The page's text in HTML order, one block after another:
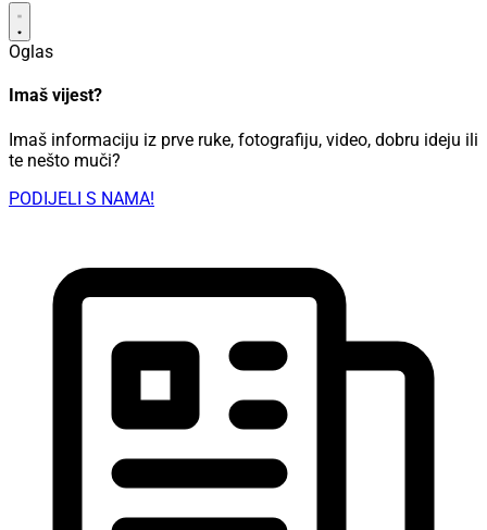
Oglas
Imaš vijest?
Imaš informaciju iz prve ruke, fotografiju, video, dobru ideju ili
te nešto muči?
PODIJELI S NAMA!